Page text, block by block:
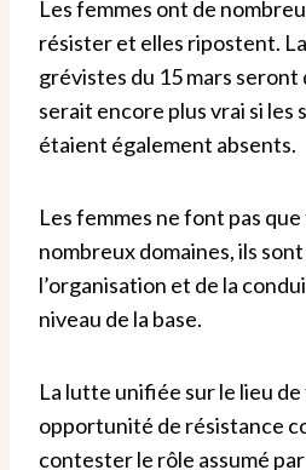
Les femmes ont de
résister et elles ripostent.
grévistes du 15 mars seront
serait encore plus vrai si les
étaient également absents.
Les femmes ne font pas
nombreux domaines, ils
l’organisation et de la
niveau de la base.
La lutte unifiée sur le lieu
opportunité de résistance
contester le rôle assumé